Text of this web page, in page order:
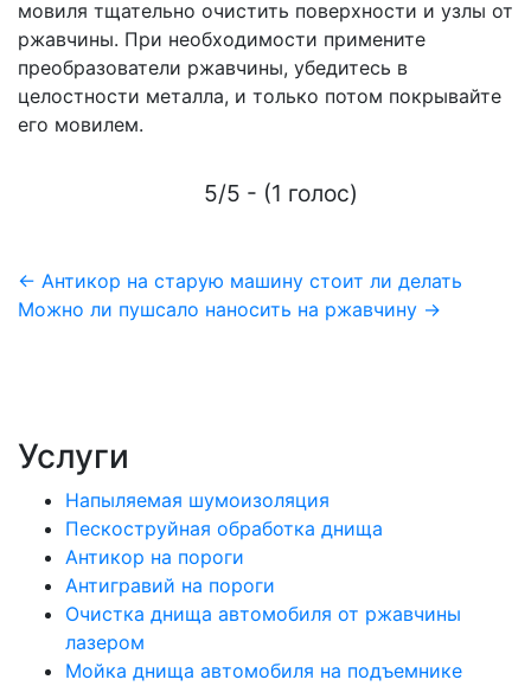
мовиля тщательно очистить поверхности и узлы от
ржавчины. При необходимости примените
преобразователи ржавчины, убедитесь в
целостности металла, и только потом покрывайте
его мовилем.
5/5 - (1 голос)
Навигация
по
← Антикор на старую машину стоит ли делать
Можно ли пушсало наносить на ржавчину →
Услуги
Напыляемая шумоизоляция
Пескоструйная обработка днища
Антикор на пороги
Антигравий на пороги
Очистка днища автомобиля от ржавчины
лазером
Мойка днища автомобиля на подъемнике